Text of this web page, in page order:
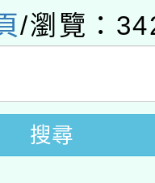
及節水達
福系列
景藝術
/瀏覽：
搜尋